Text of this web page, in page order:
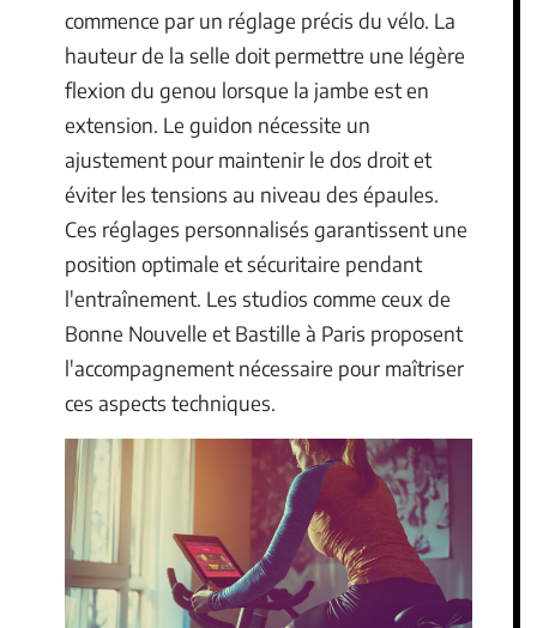
commence par un réglage précis du vélo. La
hauteur de la selle doit permettre une légère
flexion du genou lorsque la jambe est en
extension. Le guidon nécessite un
ajustement pour maintenir le dos droit et
éviter les tensions au niveau des épaules.
Ces réglages personnalisés garantissent une
position optimale et sécuritaire pendant
l'entraînement. Les studios comme ceux de
Bonne Nouvelle et Bastille à Paris proposent
l'accompagnement nécessaire pour maîtriser
ces aspects techniques.